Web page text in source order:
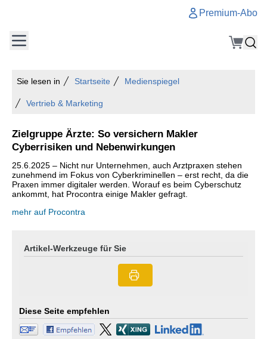
Premium-Abo
Sie lesen in Startseite Medienspiegel
Vertrieb & Marketing
Zielgruppe Ärzte: So versichern Makler
Cyberrisiken und Nebenwirkungen
25.6.2025 – Nicht nur Unternehmen, auch Arztpraxen stehen
zunehmend im Fokus von Cyberkriminellen – erst recht, da die
Praxen immer digitaler werden. Worauf es beim Cyberschutz
ankommt, hat Procontra einige Makler gefragt.
mehr auf Procontra
Artikel-Werkzeuge für Sie
Diese Seite empfehlen